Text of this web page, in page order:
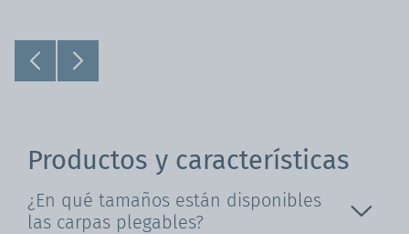
Productos y características
¿En qué tamaños están disponibles
las carpas plegables?